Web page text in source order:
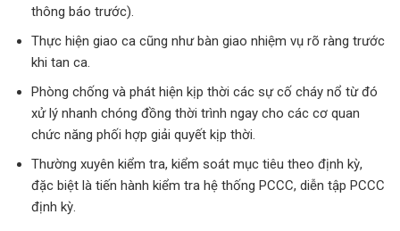
thông báo trước).
Thực hiện giao ca cũng như bàn giao nhiệm vụ rõ ràng trước
khi tan ca.
Phòng chống và phát hiện kịp thời các sự cố cháy nổ từ đó
xử lý nhanh chóng đồng thời trình ngay cho các cơ quan
chức năng phối hợp giải quyết kịp thời.
Thường xuyên kiểm tra, kiểm soát mục tiêu theo định kỳ,
đặc biệt là tiến hành kiểm tra hệ thống PCCC, diễn tập PCCC
định kỳ.